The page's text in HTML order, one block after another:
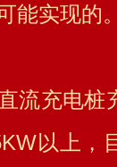
能实现的
流充电桩
以上，